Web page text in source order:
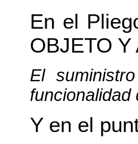
En el
OBJETO Y
El
funcionalidad
Y en el